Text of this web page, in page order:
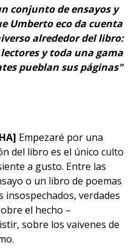
conjunto de ensayos y
Umberto eco da cuenta
alrededor del libro:
y toda una gama
pueblan sus páginas"
Empezaré por una
del libro es el único culto
a gusto. Entre las
o un libro de poemas
verdades
el hecho –
sobre los vaivenes de